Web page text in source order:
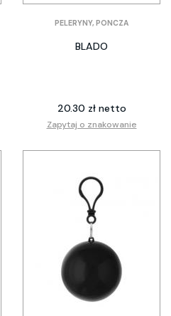
PELERYNY, PONCZA
BLADO
20.30 zł netto
Zapytaj o znakowanie